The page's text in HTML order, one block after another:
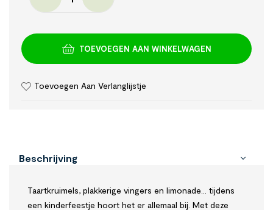
TOEVOEGEN AAN WINKELWAGEN
Toevoegen Aan Verlanglijstje
Beschrijving
Taartkruimels, plakkerige vingers en limonade… tijdens
een kinderfeestje hoort het er allemaal bij. Met deze